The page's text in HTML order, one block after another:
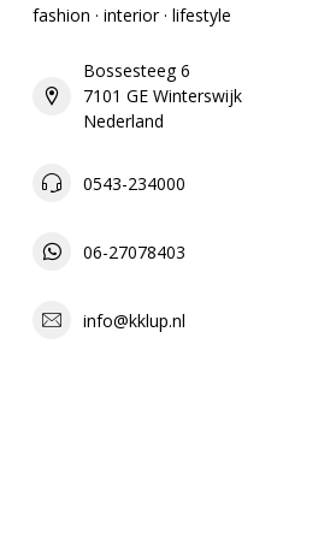
fashion · interior · lifestyle
Bossesteeg 6
7101 GE Winterswijk
Nederland
0543-234000
06-27078403
info@kklup.nl